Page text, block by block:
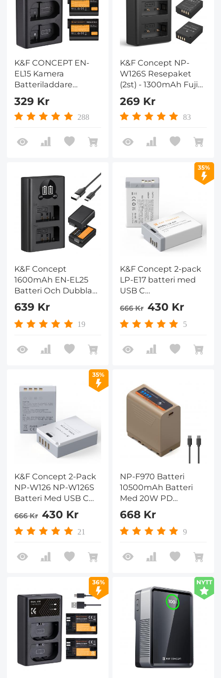
K&F CONCEPT EN-
EL15 Kamera
Batteriladdare
Ersättningsbatterier
(2-pack) Och Dubbla
USB-Laddare för
D7200, D750, D850,
D810, D800, D800E,
329 Kr
288
K&F Concept NP-
W126S Resepaket
(2st) - 1300mAh Fuji
X100V & X-S10
Kompatibel | Dual
USB-C Laddare med
269 Kr
83
K&F Concept
1600mAh EN-EL25
Batteri Och Dubbla
Kortplatser LCD-
Laddare Set 2-pack
Utbytesbatterier för
Kameror
639 Kr
19
35%
K&F Concept 2-pack
LP-E17 batteri med
USB C
snabbladdning för
Canon EOS R10, R8,
R50, Rebel T8i, T7i, T6i,
M5, M6, EOS 200D,
77D, 750D, 760D,
666 Kr 430 Kr
5
35%
K&F Concept 2-Pack
NP-W126 NP-W126S
Batteri Med USB C
Snabbladdning för
Fujifilm X100VI,
X100V, XS10, XT30,
Kameror
666 Kr 430 Kr
21
NP-F970 Batteri
10500mAh Batteri
Med 20W PD
Tvåvägssnabbladdning
för Sony NP-
F970/960/950/930
NP-F530 NP-F530
NP-F330, TR16-
,TR910,TR917
668 Kr
9
36% NYTT